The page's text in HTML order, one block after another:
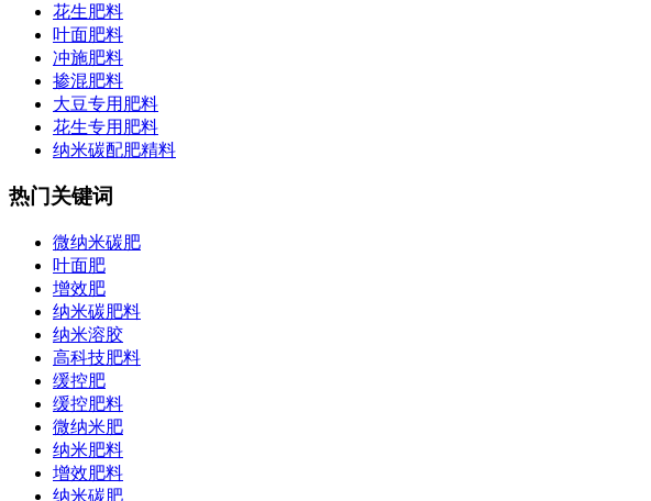
花生肥料
叶面肥料
冲施肥料
掺混肥料
大豆专用肥料
花生专用肥料
纳米碳配肥精料
热门关键词
微纳米碳肥
叶面肥
增效肥
纳米碳肥料
纳米溶胶
高科技肥料
缓控肥
缓控肥料
微纳米肥
纳米肥料
增效肥料
纳米碳肥